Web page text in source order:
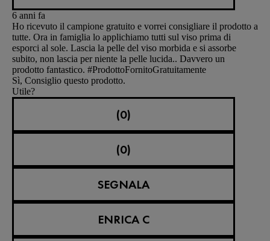
6 anni fa
Ho ricevuto il campione gratuito e vorrei consigliare il prodotto a
tutte. Ora in famiglia lo applichiamo tutti sul viso prima di
esporci al sole. Lascia la pelle del viso morbida e si assorbe
subito, non lascia per niente la pelle lucida.. Davvero un
prodotto fantastico. #ProdottoFornitoGratuitamente
Sì, Consiglio questo prodotto.
Utile?
(0)
(0)
SEGNALA
ENRICA C